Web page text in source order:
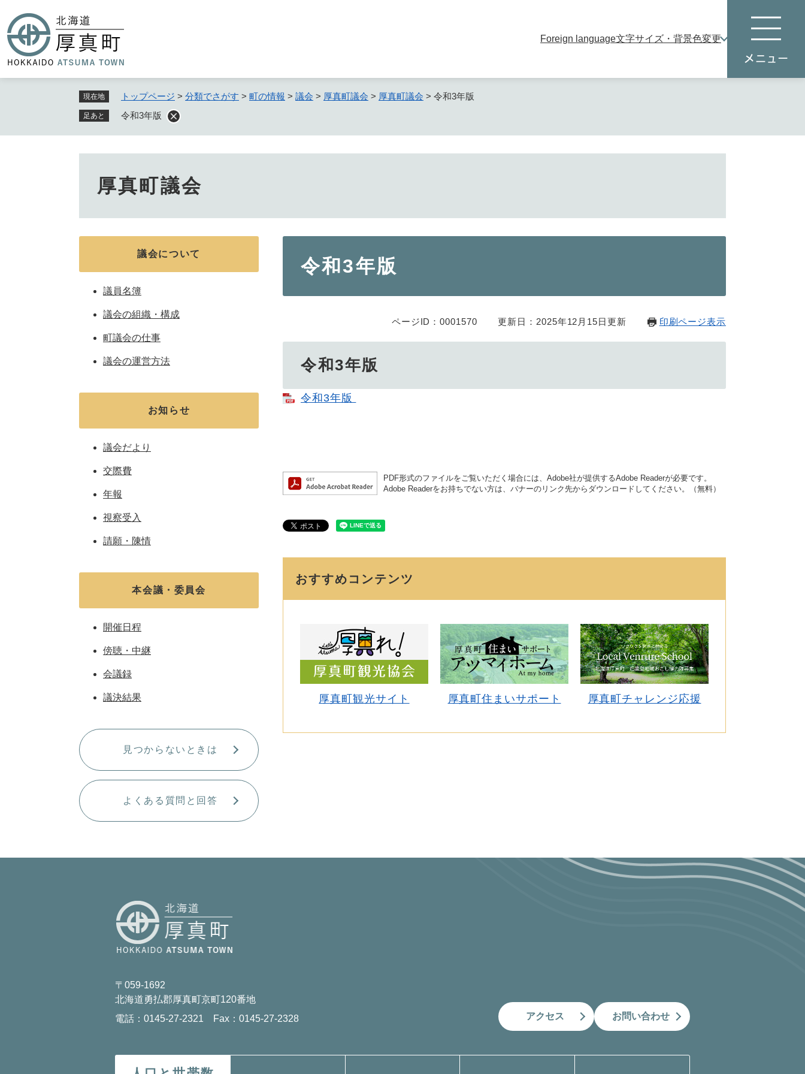
ジ
先
頭
本
Foreign language文字サイズ・背景色変更
現在地 トップページ > 分類でさがす > 町の情報 > 議会 > 厚真町議会 > 厚真町議会 > 令和3年版
足あと 令和3年版
厚真町議会
令和3年版
ページID：0001570 更新日：2025年12月15日更新 印刷ページ表示
令和3年版
令和3年版
PDF形式のファイルをご覧いただく場合には、Adobe社が提供するAdobe Readerが必要です。
Adobe Readerをお持ちでない方は、バナーのリンク先からダウンロードしてください。（無料）
おすすめコンテンツ
厚真町観光サイト 厚真町住まいサポート 厚真町チャレンジ応援
議会について
議員名簿
議会の組織・構成
町議会の仕事
議会の運営方法
お知らせ
議会だより
交際費
年報
視察受入
請願・陳情
本会議・委員会
開催日程
傍聴・中継
会議録
議決結果
見つからないときは
よくある質問と回答
〒059-1692
北海道勇払郡厚真町京町120番地
電話：0145-27-2321 Fax：0145-27-2328
アクセス お問い合わせ